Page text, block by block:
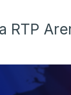
RTP